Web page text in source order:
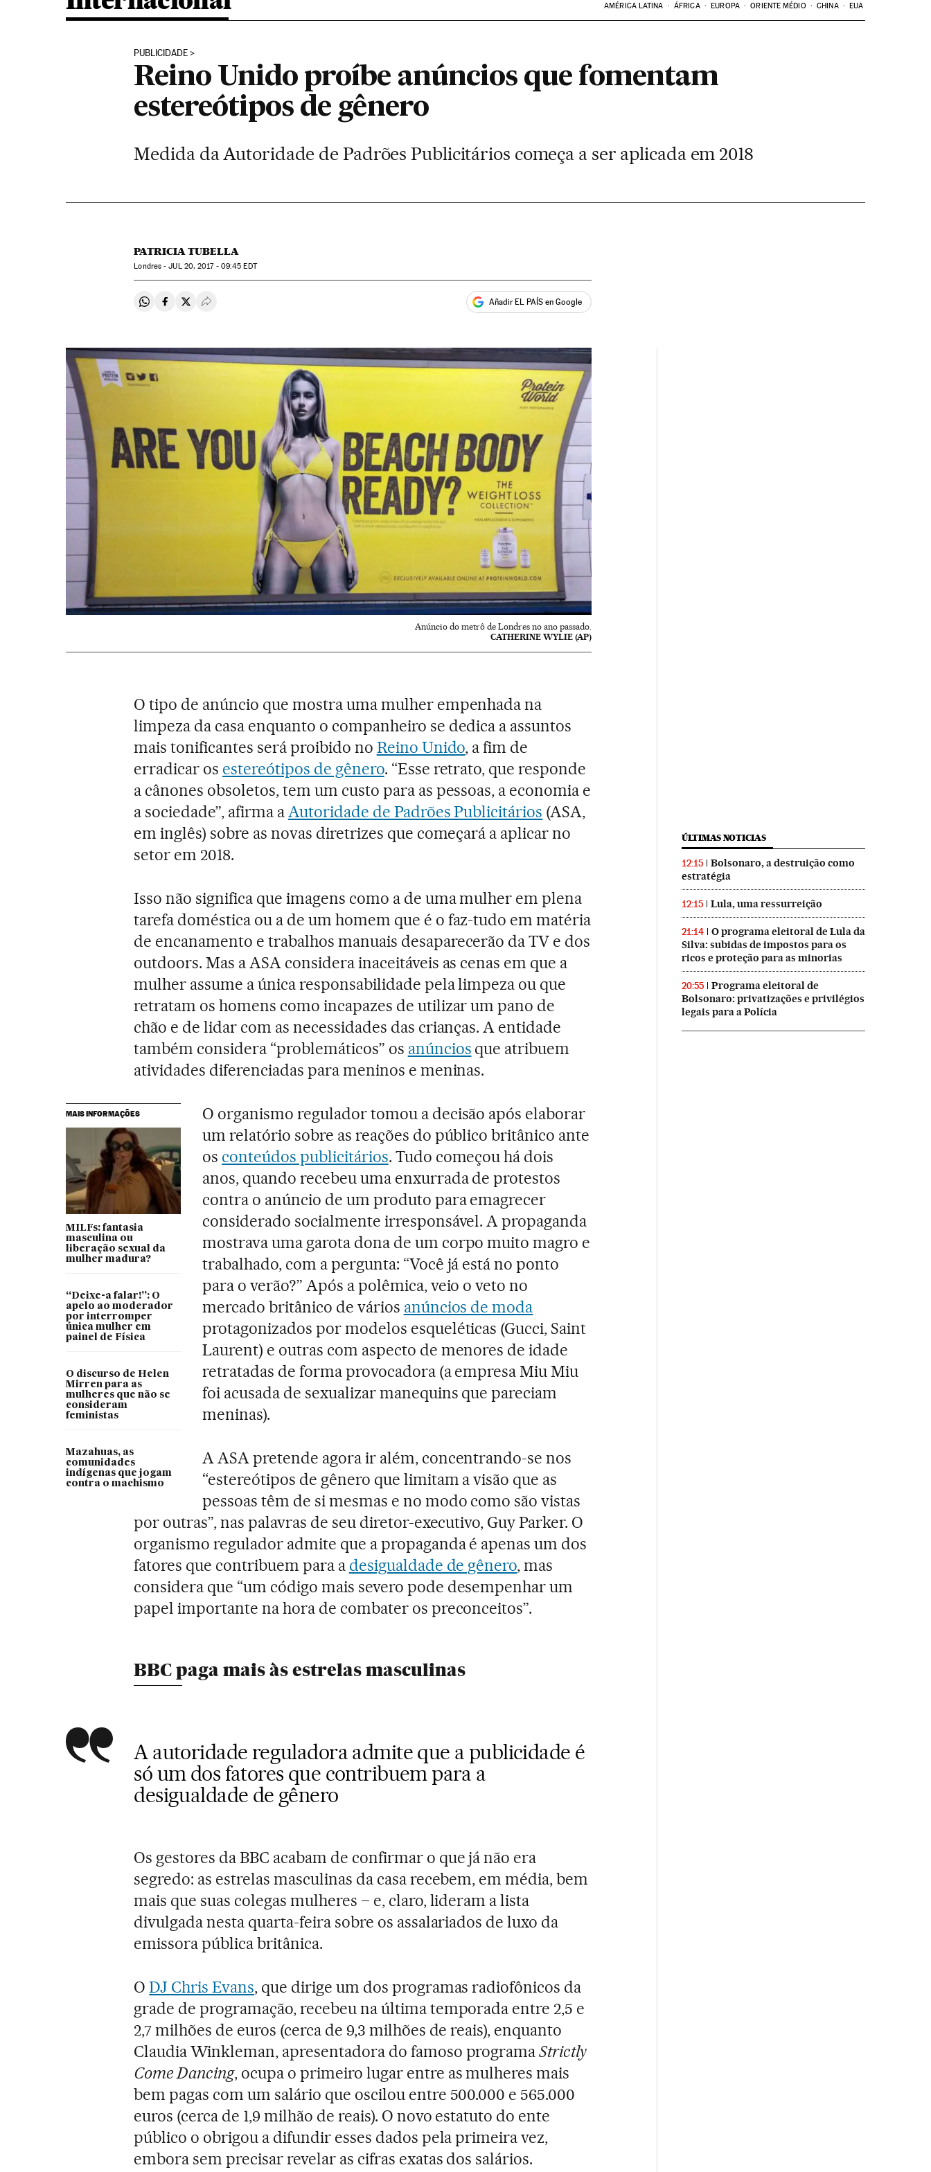
AMÉRICA LATINA ÁFRICA EUROPA ORIENTE MÉDIO CHINA EUA
PUBLICIDADE
Reino Unido proíbe anúncios que fomentam
estereótipos de gênero
Medida da Autoridade de Padrões Publicitários começa a ser aplicada em 2018
PATRICIA TUBELLA
Londres -JUL20, 2017 - 09:45 EDT
Compartir en Whatsapp
Compartir en Facebook
Compartir en Twitter
Desplegar Redes Sociales Añadir EL PAÍS en Google
Anúncio do metrô de Londres no ano passado.
CATHERINE WYLIE (AP)
O tipo de anúncio que mostra uma mulher empenhada na
limpeza da casa enquanto o companheiro se dedica a assuntos
mais tonificantes será proibido no Reino Unido, a fim de
erradicar os estereótipos de gênero. “Esse retrato, que responde
a cânones obsoletos, tem um custo para as pessoas, a economia e
a sociedade”, afirma aAutoridade de Padrões Publicitários (ASA,
em inglês) sobre as novas diretrizes que começará a aplicar no
setor em 2018.
Isso não significa que imagens como a de uma mulher em plena
tarefa doméstica ou a de um homem que é o faz-tudo em matéria
de encanamento e trabalhos manuais desaparecerão da TV e dos
outdoors. Mas a ASA considera inaceitáveis as cenas em que a
mulher assume a única responsabilidade pela limpeza ou que
retratam os homens como incapazes de utilizar um pano de
chão e de lidar com as necessidades das crianças. A entidade
também considera “problemáticos” os anúncios que atribuem
atividades diferenciadas para meninos e meninas.
MAIS INFORMAÇÕES
MILFs: fantasia
masculina ou
liberação sexual da
mulher madura?
“Deixe-a falar!”: O
apelo ao moderador
por interromper
única mulher em
painel de Física
O discurso de Helen
Mirren para as
mulheres que não se
consideram
feministas
Mazahuas, as
comunidades
indígenas que jogam
contra o machismo
O organismo regulador tomou a decisão após elaborar
um relatório sobre as reações do público britânico ante
os conteúdos publicitários. Tudo começou há dois
anos, quando recebeu uma enxurrada de protestos
contra o anúncio de um produto para emagrecer
considerado socialmente irresponsável. A propaganda
mostrava uma garota dona de um corpo muito magro e
trabalhado, com a pergunta: “Você já está no ponto
para o verão?” Após a polêmica, veio o veto no
mercado britânico de vários anúncios de moda
protagonizados por modelos esqueléticas (Gucci, Saint
Laurent) e outras com aspecto de menores de idade
retratadas de forma provocadora (a empresa Miu Miu
foi acusada de sexualizar manequins que pareciam
meninas).
A ASA pretende agora ir além, concentrando-se nos
“estereótipos de gênero que limitam a visão que as
pessoas têm de si mesmas e no modo como são vistas
por outras”, nas palavras de seu diretor-executivo, Guy Parker. O
organismo regulador admite que a propaganda é apenas um dos
fatores que contribuem para a desigualdade de gênero, mas
considera que “um código mais severo pode desempenhar um
papel importante na hora de combater os preconceitos”.
BBC paga mais às estrelas masculinas
A autoridade reguladora admite que a publicidade é
só um dos fatores que contribuem para a
desigualdade de gênero
Os gestores da BBC acabam de confirmar o que já não era
segredo: as estrelas masculinas da casa recebem, em média, bem
mais que suas colegas mulheres – e, claro, lideram a lista
divulgada nesta quarta-feira sobre os assalariados de luxo da
emissora pública britânica.
ODJ Chris Evans, que dirige um dos programas radiofônicos da
grade de programação, recebeu na última temporada entre 2,5 e
2,7 milhões de euros (cerca de 9,3 milhões de reais), enquanto
Claudia Winkleman, apresentadora do famoso programaStrictly
Come Dancing, ocupa o primeiro lugar entre as mulheres mais
bem pagas com um salário que oscilou entre 500.000 e 565.000
euros (cerca de 1,9 milhão de reais). O novo estatuto do ente
público o obrigou a difundir esses dados pela primeira vez,
embora sem precisar revelar as cifras exatas dos salários.
ÚLTIMAS NOTICIAS
12:15
Bolsonaro, a destruição como
estratégia
12:15 Lula, uma ressurreição
21:14
O programa eleitoral de Lula da
Silva: subidas de impostos para os
ricos e proteção para as minorias
20:55
Programa eleitoral de
Bolsonaro: privatizações e privilégios
legais para a Polícia